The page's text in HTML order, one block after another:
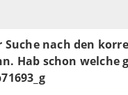
nach den
Hab schon